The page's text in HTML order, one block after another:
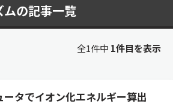
の記事一覧
全1件中 1件目を表示
タでイオン化エネルギー算出